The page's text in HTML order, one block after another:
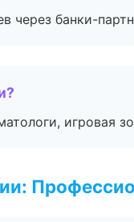
через банки-
игровая